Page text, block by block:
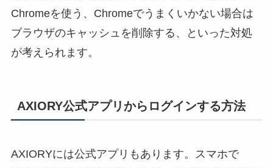
Chromeを使う、Chromeでうまくいかない場合は
ブラウザのキャッシュを削除する、といった対処
が考えられます。
AXIORY公式アプリからログインする方法
AXIORYには公式アプリもあります。スマホで